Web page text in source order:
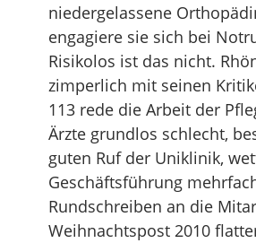
niedergelassene
engagiere sie sich bei
Risikolos ist das nicht.
zimperlich mit seinen
113 rede die Arbeit der
Ärzte grundlos schlecht,
guten Ruf der Uniklinik,
Geschäftsführung
Rundschreiben an die
Weihnachtspost 2010